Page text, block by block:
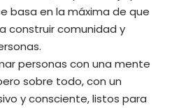
basa en la máxima de que
construir comunidad y
personas con una mente
sobre todo, con un
y consciente, listos para